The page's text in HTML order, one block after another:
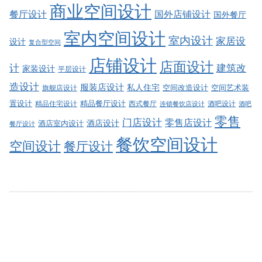
餐厅设计 商业空间设计 国外店铺设计 国外餐厅
设计 复合型空间 室内空间设计 室内设计 家居设
计 家装设计 平层设计 店铺设计 店面设计 建筑改
造设计 旗舰店设计 服装店设计 私人住宅 空间改造设计 空间艺术装
置设计 精品住宅设计 精品餐厅设计 西式餐厅 连锁餐饮店设计 酒吧设计 酒吧
餐厅设计 酒店室内设计 酒店设计 门店设计 零售店设计 零售
空间设计餐厅设计 餐饮空间设计